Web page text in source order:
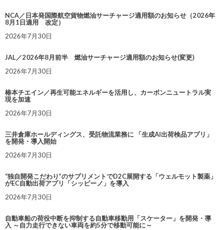
NCA／日本発国際航空貨物燃油サーチャージ適用額のお知らせ（2026年
8月1日適用 改定）
2026年7月30日
JAL／2026年8月前半 燃油サーチャージ適用額のお知らせ(変更)
2026年7月30日
椿本チエイン／再生可能エネルギーを活用し、カーボンニュートラル実
現を加速
2026年7月30日
三井倉庫ホールディングス、受託物流業務に 「生成AI出荷検品アプリ」
を開発・導入開始
2026年7月30日
“独自開発こだわり”のサプリメントでD2C展開する「ウェルモット製薬」
がEC自動出荷アプリ「シッピーノ」を導入
2026年7月30日
自動車船の荷役中断を抑制する自動車移動用「スケーター」を開発・導
入 ～自力走行できない車両を約5分で移動可能に～